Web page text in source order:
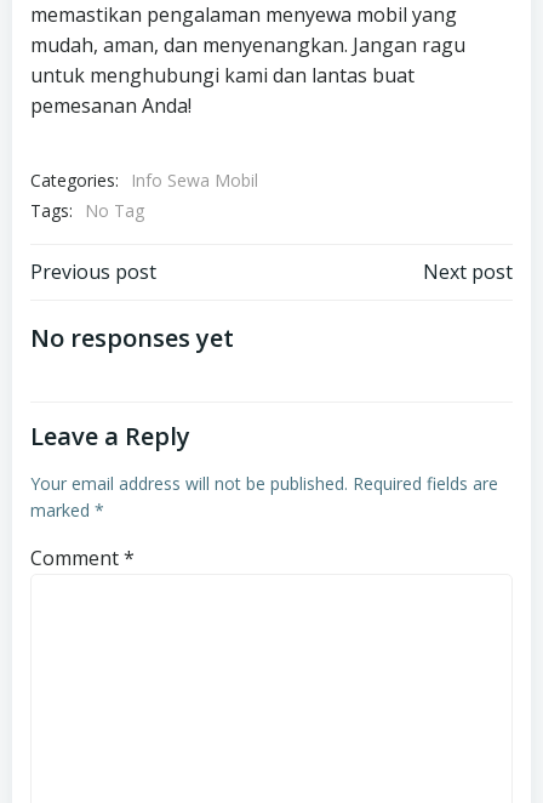
memastikan pengalaman menyewa mobil yang
mudah, aman, dan menyenangkan. Jangan ragu
untuk menghubungi kami dan lantas buat
pemesanan Anda!
Categories:
Info Sewa Mobil
Tags:
No Tag
Post
navigation
Previous post Next post
No responses yet
Leave a Reply
Your email address will not be published. Required fields are
marked *
Comment*